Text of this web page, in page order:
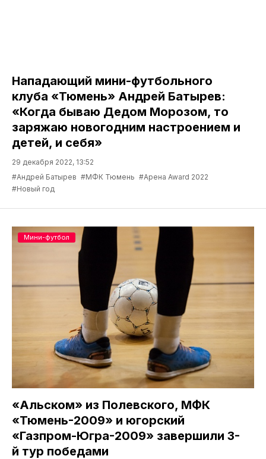
Нападающий мини-футбольного
клуба «Тюмень» Андрей Батырев:
«Когда бываю Дедом Морозом, то
заряжаю новогодним настроением и
детей, и себя»
29 декабря 2022, 13:52
#Андрей Батырев #МФК Тюмень #Арена Award 2022
#Новый год
«Альском» из Полевского, МФК
«Тюмень-2009» и югорский
«Газпром-Югра-2009» завершили 3-
й тур победами
Мини-футбол